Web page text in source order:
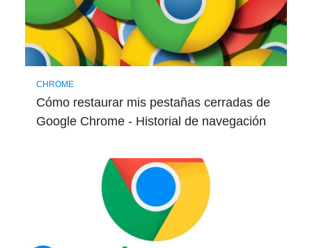
CHROME
Cómo restaurar mis pestañas cerradas de
Google Chrome - Historial de navegación